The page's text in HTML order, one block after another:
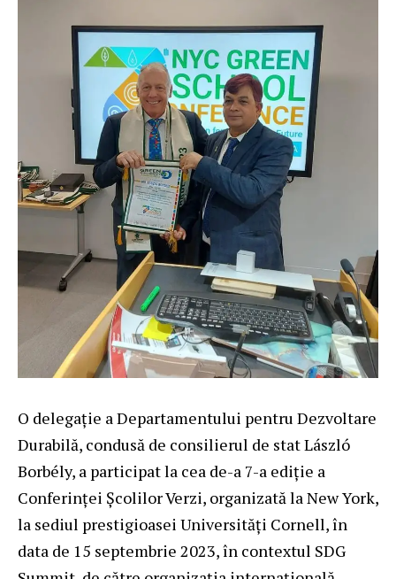
O delegație a Departamentului pentru Dezvoltare
Durabilă, condusă de consilierul de stat László
Borbély, a participat la cea de-a 7-a ediție a
Conferinței Școlilor Verzi, organizată la New York,
la sediul prestigioasei Universități Cornell, în
data de 15 septembrie 2023, în contextul SDG